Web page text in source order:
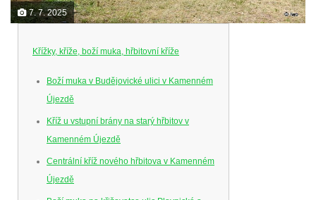
7. 7. 2025
Křížky, kříže, boží muka, hřbitovní kříže
Boží muka v Budějovické ulici v Kamenném
Újezdě
Kříž u vstupní brány na starý hřbitov v
Kamenném Újezdě
Centrální kříž nového hřbitova v Kamenném
Újezdě